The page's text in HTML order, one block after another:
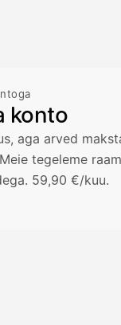
konto
aga arved
tegeleme
59,90 €/kuu.